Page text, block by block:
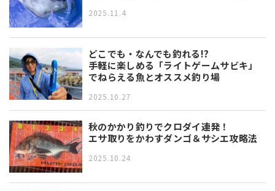
2025.11.4
どこでも・なんでも釣れる!?
手軽に楽しめる「ライトゲームサビキ」
でねらえる魚とオススメ釣り場
2025.10.27
秋のかかり釣りでクロダイ連発！
エサ取りをかわすダンゴ＆サシエ攻略法
2025.10.24